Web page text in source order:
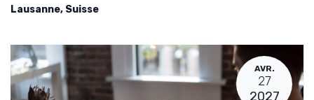
Lausanne, Suisse
AVR.
27
2027